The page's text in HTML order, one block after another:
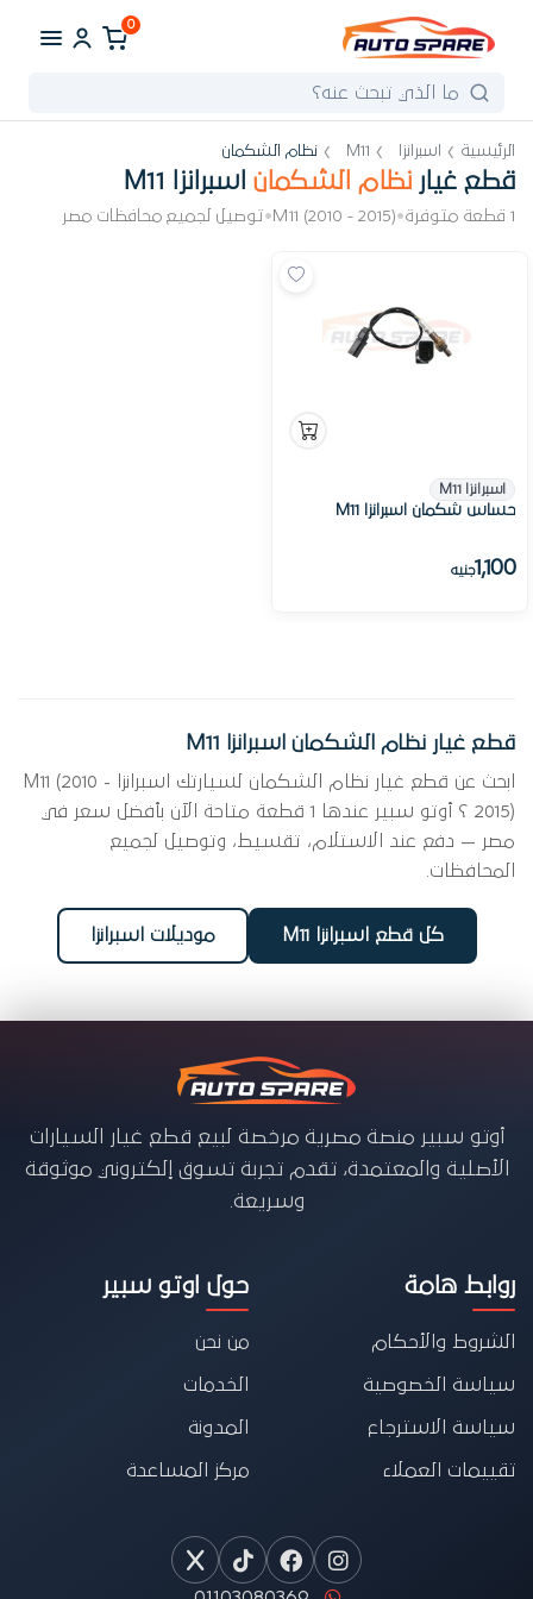
0
الرئيسية اسبرانزا M11 نظام الشكمان
قطع غيار نظام الشكمان اسبرانزا M11
1 قطعة متوفرة •
M11 (2010 - 2015)
•توصيل لجميع محافظات مصر
اسبرانزا M11
حساس شكمان اسبرانزا M11
1,100جنيه
قطع غيار نظام الشكمان اسبرانزا M11
ابحث عن قطع غيار نظام الشكمان لسيارتك اسبرانزا M11 (2010 -
2015) ؟ أوتو سبير عندها 1 قطعة متاحة الآن بأفضل سعر في
مصر — دفع عند الاستلام، تقسيط، وتوصيل لجميع
المحافظات.
كل قطع اسبرانزا M11 موديلات اسبرانزا
أوتو سبير منصة مصرية مرخصة لبيع قطع غيار السيارات
الأصلية والمعتمدة، تقدم تجربة تسوق إلكتروني موثوقة
وسريعة.
روابط هامة
الشروط والأحكام
سياسة الخصوصية
سياسة الاسترجاع
تقييمات العملاء
حول اوتو سبير
من نحن
الخدمات
المدونة
مركز المساعدة